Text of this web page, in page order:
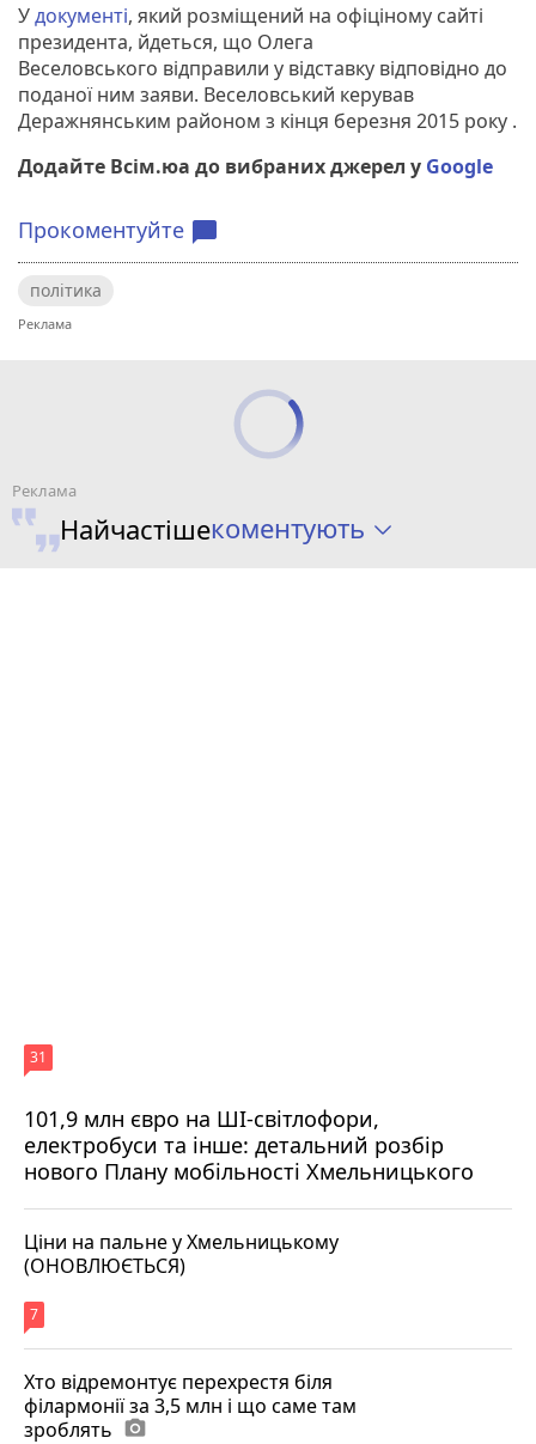
Удокументі, який розміщений на офіціному сайті
президента, йдеться, що Олега
Веселовського відправили у відставку відповідно до
поданої ним заяви. Веселовський керував
Деражнянським районом з кінця березня 2015 року .
Додайте Всім.юа до вибраних джерел у Google
Прокоментуйте chat_bubble
політика
Найчастішекоментують
101,9 млн євро на ШІ-світлофори,
електробуси та інше: детальний розбір
нового Плану мобільності Хмельницького
31
Ціни на пальне у Хмельницькому
(ОНОВЛЮЄТЬСЯ)
7
Хто відремонтує перехрестя біля
філармонії за 3,5 млн і що саме там
зроблять photo_camera